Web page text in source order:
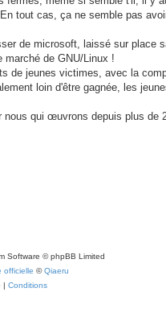
tout cas, ça ne semble pas
de microsoft, laissé sur place
marché de GNU/Linux !
de jeunes victimes, avec la
loin d'être gagnée, les
nous qui œuvrons depuis plus de
Software © phpBB Limited
officielle ©Qiaeru
| Conditions